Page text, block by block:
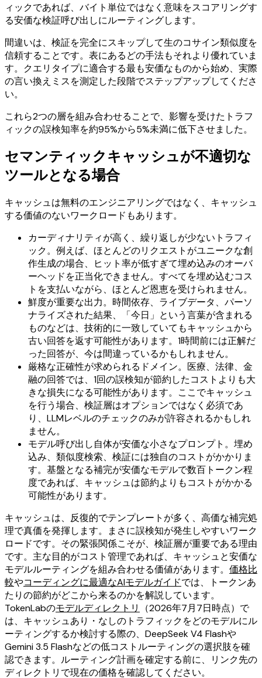
ィックであれば、バイト単位ではなく意味をスコアリングす
る安価な検証呼び出しにルーティングします。
間違いは、検証を完全にスキップして生のコサイン類似度を
信頼することです。表にあるどの手法もそれより優れていま
す。クエリタイプに適合する最も安価なものから始め、実際
の言い換えミスを測定した段階でステップアップしてくださ
い。
これら2つの層を組み合わせることで、影響を受けたトラフ
ィックの誤検知率を約95%から5%未満に低下させました。
セマンティックキャッシュが不適切な
ツールとなる場合
キャッシュは無料のエンジニアリングではなく、キャッシュ
する価値のないワークロードもあります。
カーディナリティが高く、繰り返しが少ないトラフィ
ック。例えば、ほとんどのリクエストがユニークな創
作生成の場合、ヒット率が低すぎて埋め込みのオーバ
ーヘッドを正当化できません。すべてを埋め込むコス
トを支払いながら、ほとんど恩恵を受けられません。
鮮度が重要な出力。時間依存、ライブデータ、パーソ
ナライズされた結果、「今日」という言葉が含まれる
ものなどは、技術的に一致していてもキャッシュから
古い回答を返す可能性があります。1時間前には正解だ
った回答が、今は間違っているかもしれません。
厳格な正確性が求められるドメイン。医療、法律、金
融の回答では、1回の誤検知が節約したコストよりも大
きな損失になる可能性があります。ここでキャッシュ
を行う場合、検証層はオプションではなく必須であ
り、LLMレベルのチェックのみが許容されるかもしれ
ません。
モデル呼び出し自体が安価な小さなプロンプト。埋め
込み、類似度検索、検証には独自のコストがかかりま
す。基盤となる補完が安価なモデルで数百トークン程
度であれば、キャッシュは節約よりもコストがかかる
可能性があります。
キャッシュは、反復的でテンプレートが多く、高価な補完処
理で真価を発揮します。まさに誤検知が発生しやすいワーク
ロードです。その緊張関係こそが、検証層が重要である理由
です。主な目的がコスト管理であれば、キャッシュと安価な
モデルルーティングを組み合わせる価値があります。 価格比
較やコーディングに最適なAIモデルガイドでは、トークンあ
たりの節約がどこから来るのかを解説しています。
TokenLabのモデルディレクトリ
（2026年7月7日時点）で
は、キャッシュあり・なしのトラフィックをどのモデルにル
ーティングするか検討する際の、DeepSeek V4 Flashや
Gemini 3.5 Flashなどの低コストルーティングの選択肢を確
認できます。ルーティング計画を確定する前に、リンク先の
ディレクトリで現在の価格を確認してください。